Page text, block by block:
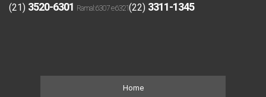
(21) 3520-6301 (22) 3311-1345
Home